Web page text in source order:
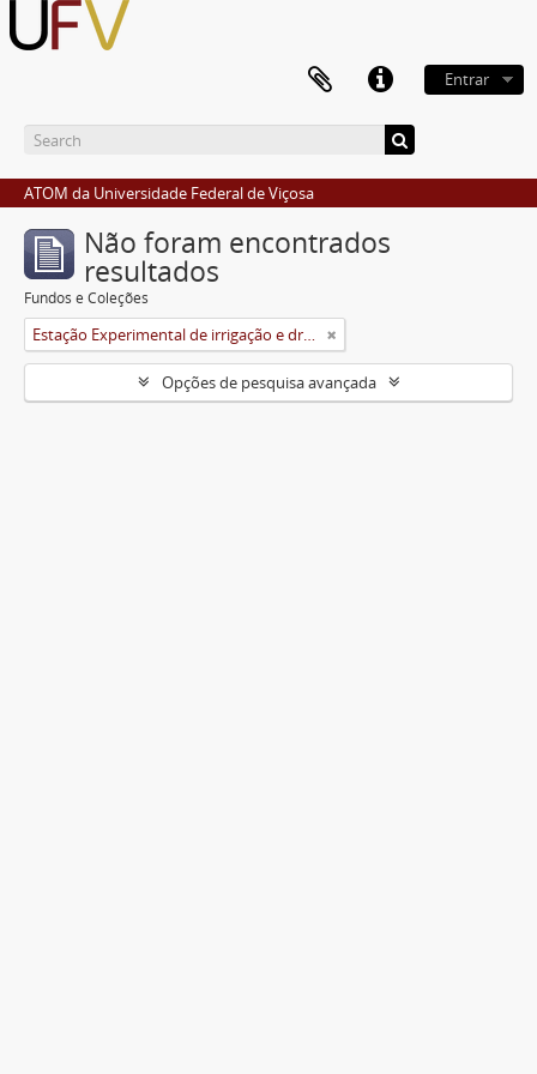
Entrar
ATOM da Universidade Federal de Viçosa
Não foram encontrados
resultados
Fundos e Coleções
Estação Experimental de irrigação e drenagem
Opções de pesquisa avançada